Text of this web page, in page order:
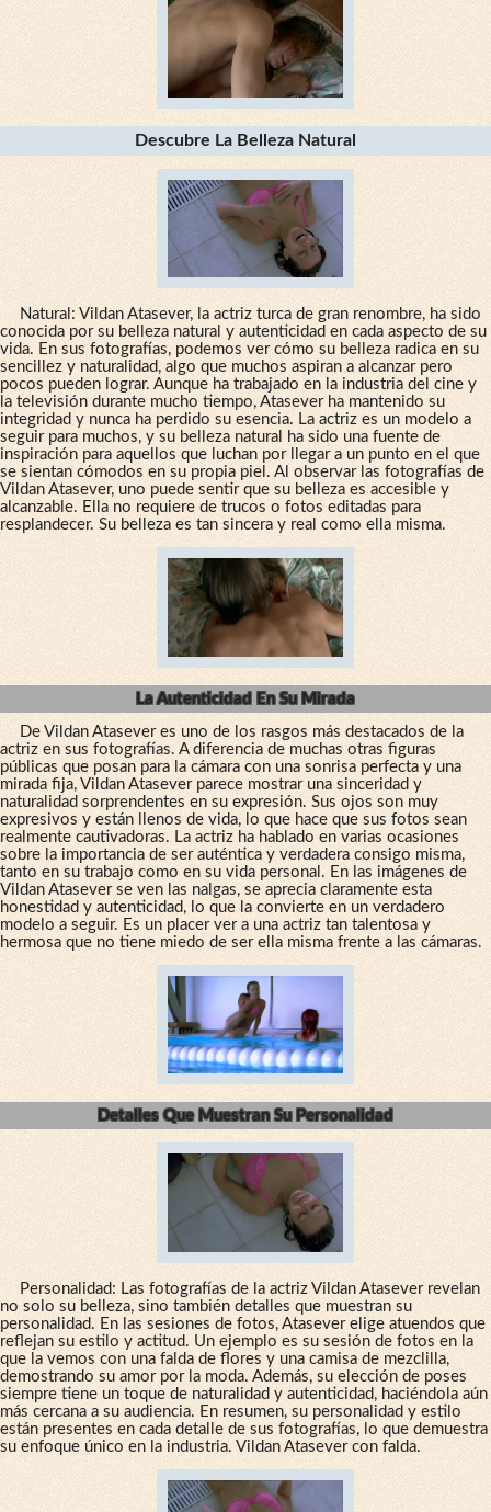
Descubre La Belleza Natural
Natural: Vildan Atasever, la actriz turca de gran renombre, ha sido
conocida por su belleza natural y autenticidad en cada aspecto de su
vida. En sus fotografías, podemos ver cómo su belleza radica en su
sencillez y naturalidad, algo que muchos aspiran a alcanzar pero
pocos pueden lograr. Aunque ha trabajado en la industria del cine y
la televisión durante mucho tiempo, Atasever ha mantenido su
integridad y nunca ha perdido su esencia. La actriz es un modelo a
seguir para muchos, y su belleza natural ha sido una fuente de
inspiración para aquellos que luchan por llegar a un punto en el que
se sientan cómodos en su propia piel. Al observar las fotografías de
Vildan Atasever, uno puede sentir que su belleza es accesible y
alcanzable. Ella no requiere de trucos o fotos editadas para
resplandecer. Su belleza es tan sincera y real como ella misma.
La Autenticidad En Su Mirada
De Vildan Atasever es uno de los rasgos más destacados de la
actriz en sus fotografías. A diferencia de muchas otras figuras
públicas que posan para la cámara con una sonrisa perfecta y una
mirada fija, Vildan Atasever parece mostrar una sinceridad y
naturalidad sorprendentes en su expresión. Sus ojos son muy
expresivos y están llenos de vida, lo que hace que sus fotos sean
realmente cautivadoras. La actriz ha hablado en varias ocasiones
sobre la importancia de ser auténtica y verdadera consigo misma,
tanto en su trabajo como en su vida personal. En las imágenes de
Vildan Atasever se ven las nalgas, se aprecia claramente esta
honestidad y autenticidad, lo que la convierte en un verdadero
modelo a seguir. Es un placer ver a una actriz tan talentosa y
hermosa que no tiene miedo de ser ella misma frente a las cámaras.
Detalles Que Muestran Su Personalidad
Personalidad: Las fotografías de la actriz Vildan Atasever revelan
no solo su belleza, sino también detalles que muestran su
personalidad. En las sesiones de fotos, Atasever elige atuendos que
reflejan su estilo y actitud. Un ejemplo es su sesión de fotos en la
que la vemos con una falda de flores y una camisa de mezclilla,
demostrando su amor por la moda. Además, su elección de poses
siempre tiene un toque de naturalidad y autenticidad, haciéndola aún
más cercana a su audiencia. En resumen, su personalidad y estilo
están presentes en cada detalle de sus fotografías, lo que demuestra
su enfoque único en la industria. Vildan Atasever con falda.